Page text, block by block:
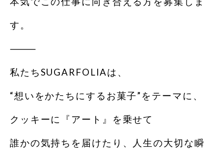
す。
⸻
私たちSUGARFOLIAは、
“想いをかたちにするお菓子”をテーマに、
クッキーに『アート』を乗せて
誰かの気持ちを届けたり、人生の大切な瞬